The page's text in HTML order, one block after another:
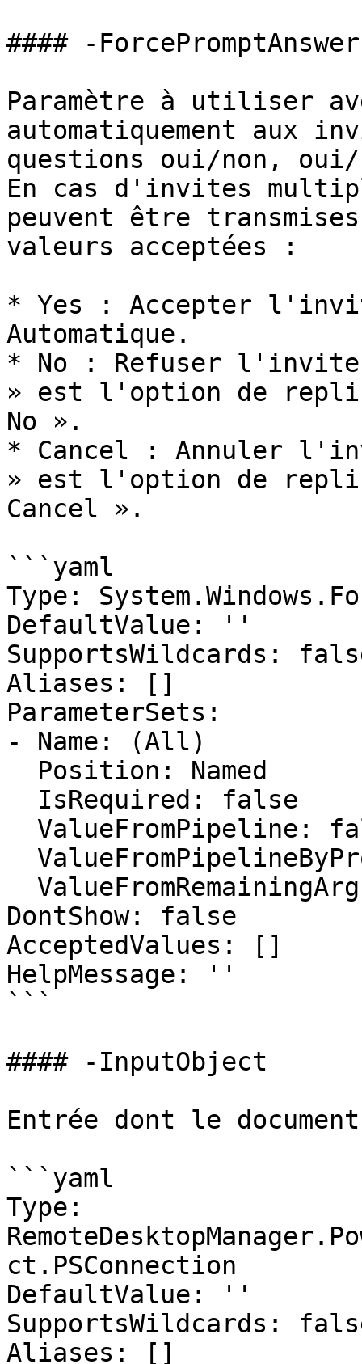
#### -ForcePromptAnswer
Paramètre à utiliser
automatiquement aux
questions oui/non,
En cas d'invites
peuvent être
valeurs acceptées :
* Yes : Accepter
Automatique.
* No : Refuser l'invite
» est l'option de
No ».
* Cancel : Annuler
» est l'option de
Cancel ».
```yaml
Type:
DefaultValue: ''
SupportsWildcards:
Aliases: []
ParameterSets:
- Name: (All)
DontShow: false
AcceptedValues: []
HelpMessage: ''
```
#### -InputObject
Entrée dont le
```yaml
Type:
ct.PSConnection
DefaultValue: ''
SupportsWildcards:
Aliases: []